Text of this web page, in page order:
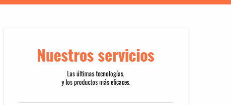
Nuestros servicios
Las últimas tecnologías,
y los productos más eficaces.